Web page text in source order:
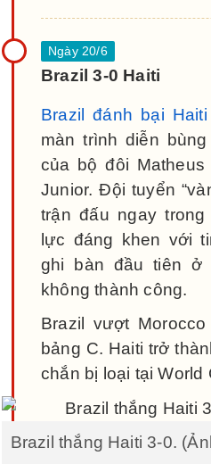
Brazil 3-0 Haiti
Brazil đánh bại
màn trình diễn
của bộ đôi
Junior. Đội tuyển
trận đấu ngay
lực đáng khen với
ghi bàn đầu tiên ở
không thành công.
Brazil vượt
bảng C. Haiti trở
chắn bị loại tại World
Brazil thắng Haiti 3-0.